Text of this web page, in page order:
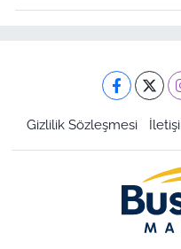
Gizlilik Sözleşmesi